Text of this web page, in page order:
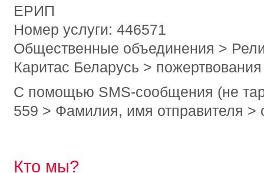
ЕРИП
Номер услуги: 446571
Общественные объединения >
Каритас Беларусь > пожертвования
С помощью SMS-сообщения (не
559 > Фамилия, имя отправителя >
Кто мы?